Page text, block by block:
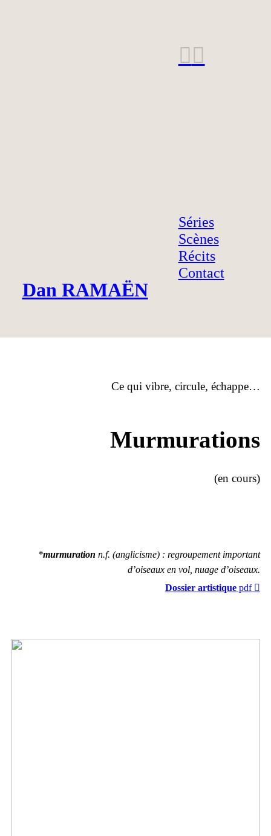
︎︎
Dan RAMAËN
Séries
Scènes
Récits
Contact
Ce qui vibre, circule, échappe…
Murmurations
(en cours)
*murmuration n.f. (anglicisme) : regroupement important
d’oiseaux en vol, nuage d’oiseaux.
Dossier artistiquepdf ︎︎︎